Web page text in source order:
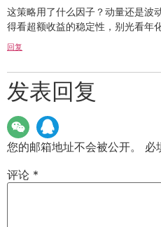
这策略用了什么因子？动量还是波
得看超额收益的稳定性，别光看年化
回复
发表回复
您的邮箱地址不会被公开。 必
评论 *